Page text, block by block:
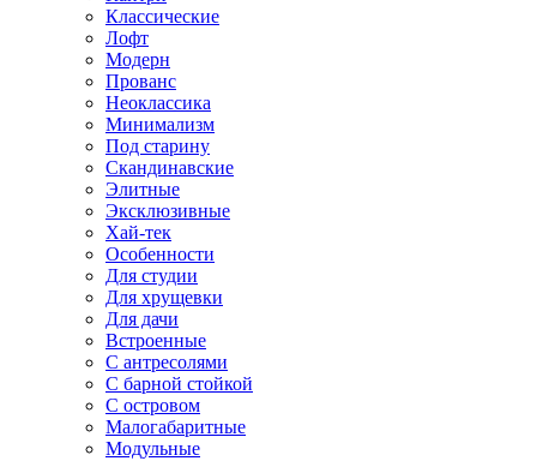
Классические
Лофт
Модерн
Прованс
Неоклассика
Минимализм
Под старину
Скандинавские
Элитные
Эксклюзивные
Хай-тек
Особенности
Для студии
Для хрущевки
Для дачи
Встроенные
С антресолями
С барной стойкой
С островом
Малогабаритные
Модульные